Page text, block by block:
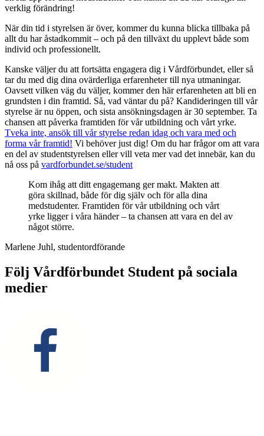
verklig förändring!
När din tid i styrelsen är över, kommer du kunna blicka tillbaka på
allt du har åstadkommit – och på den tillväxt du upplevt både som
individ och professionellt.
Kanske väljer du att fortsätta engagera dig i Vårdförbundet, eller så
tar du med dig dina ovärderliga erfarenheter till nya utmaningar.
Oavsett vilken väg du väljer, kommer den här erfarenheten att bli en
grundsten i din framtid. Så, vad väntar du på? Kandideringen till vår
styrelse är nu öppen, och sista ansökningsdagen är 30 september. Ta
chansen att påverka framtiden för vår utbildning och vårt yrke.
Tveka inte, ansök till vår styrelse redan idag och vara med och
forma vår framtid! Vi behöver just dig! Om du har frågor om att vara
en del av studentstyrelsen eller vill veta mer vad det innebär, kan du
nå oss på vardforbundet.se/student
Kom ihåg att ditt engagemang ger makt. Makten att
göra skillnad, både för dig själv och för alla dina
medstudenter. Framtiden för vår utbildning och vårt
yrke ligger i våra händer – ta chansen att vara en del av
något större.
Marlene Juhl, studentordförande
Följ Vårdförbundet Student på sociala
medier